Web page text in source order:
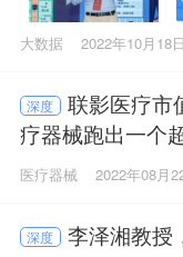
大数据 2022年10月18日
深度
联影医疗市
疗器械跑出一个
医疗器械 2022年08月
深度 李泽湘教授